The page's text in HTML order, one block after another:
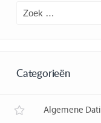
Categorieën
Algemene